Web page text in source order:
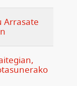
Arrasate